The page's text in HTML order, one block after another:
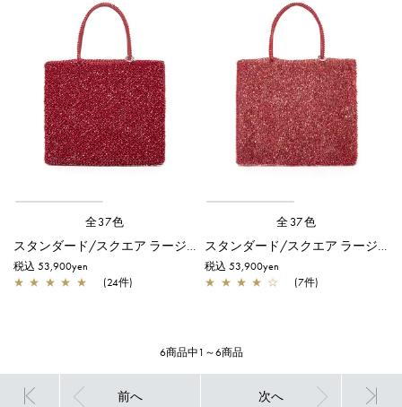
全37色
スタンダード/スクエア ラージ/エナメルレッド
税込 53,900yen
★ ★ ★ ★ ★ (24件)
全37色
スタンダード/スクエア ラージ/レッド
税込 53,900yen
★ ★ ★ ★ ☆ (7件)
6商品中1～6商品
前へ 次へ